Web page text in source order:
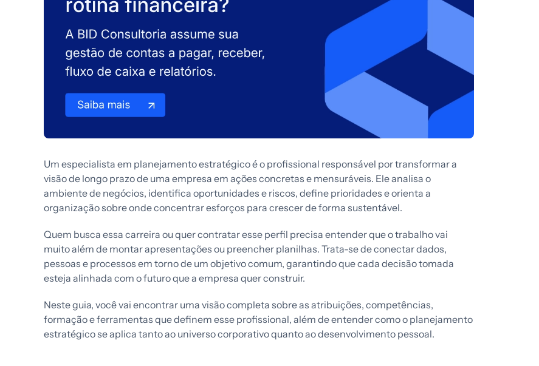
Um especialista em planejamento estratégico é o profissional responsável por transformar a
visão de longo prazo de uma empresa em ações concretas e mensuráveis. Ele analisa o
ambiente de negócios, identifica oportunidades e riscos, define prioridades e orienta a
organização sobre onde concentrar esforços para crescer de forma sustentável.
Quem busca essa carreira ou quer contratar esse perfil precisa entender que o trabalho vai
muito além de montar apresentações ou preencher planilhas. Trata-se de conectar dados,
pessoas e processos em torno de um objetivo comum, garantindo que cada decisão tomada
esteja alinhada com o futuro que a empresa quer construir.
Neste guia, você vai encontrar uma visão completa sobre as atribuições, competências,
formação e ferramentas que definem esse profissional, além de entender como o planejamento
estratégico se aplica tanto ao universo corporativo quanto ao desenvolvimento pessoal.